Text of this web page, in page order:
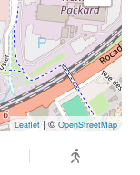
Leaflet| © OpenStreetMap